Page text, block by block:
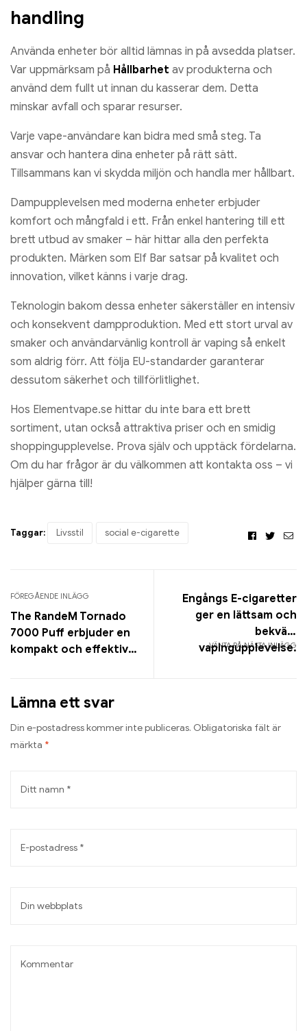
handling
Använda enheter bör alltid lämnas in på avsedda platser.
Var uppmärksam på Hållbarhet av produkterna och
använd dem fullt ut innan du kasserar dem. Detta
minskar avfall och sparar resurser.
Varje vape-användare kan bidra med små steg. Ta
ansvar och hantera dina enheter på rätt sätt.
Tillsammans kan vi skydda miljön och handla mer hållbart.
Dampupplevelsen med moderna enheter erbjuder
komfort och mångfald i ett. Från enkel hantering till ett
brett utbud av smaker – här hittar alla den perfekta
produkten. Märken som Elf Bar satsar på kvalitet och
innovation, vilket känns i varje drag.
Teknologin bakom dessa enheter säkerställer en intensiv
och konsekvent dampproduktion. Med ett stort urval av
smaker och användarvänlig kontroll är vaping så enkelt
som aldrig förr. Att följa EU-standarder garanterar
dessutom säkerhet och tillförlitlighet.
Hos Elementvape.se hittar du inte bara ett brett
sortiment, utan också attraktiva priser och en smidig
shoppingupplevelse. Prova själv och upptäck fördelarna.
Om du har frågor är du välkommen att kontakta oss – vi
hjälper gärna till!
Taggar: Livsstil social e-cigarette FacebookTwitter
E-
FÖREGÅENDE INLÄGG
The RandeM Tornado
7000 Puff erbjuder en
kompakt och effektiv
VÄNTA PÅ NÄSTA INLÄGG
Engångs E-cigaretter
ger en lättsam och
bekväm
vapingupplevelse.
Lämna ett svar
Din e-postadress kommer inte publiceras. Obligatoriska fält är
märkta *